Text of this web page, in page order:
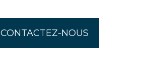
CONTACTEZ-NOUS